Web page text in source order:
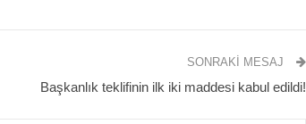
SONRAKI MESAJ
Başkanlık teklifinin ilk iki maddesi kabul edildi!